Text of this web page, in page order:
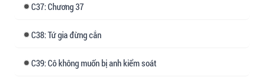
37: Chương 37
38: Tứ gia đừng cắn
39: Cô không muốn bị anh kiểm soát